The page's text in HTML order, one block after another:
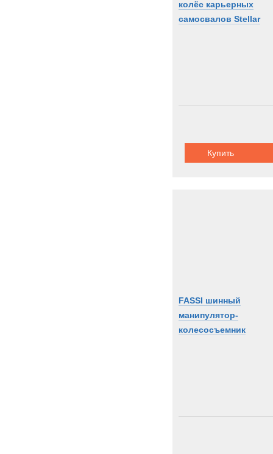
колёс карьерных
самосвалов Stellar
Купить
FASSI шинный
манипулятор-
колесосъемник